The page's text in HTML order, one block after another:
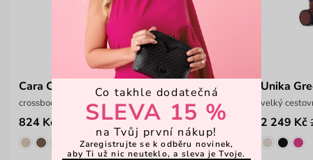
Cara Cornet Teal
crossbody kabelka s geometrickým vzorem
824 Kč 1 099 Kč
Unika
velký
2 249 Kč
Co takhle dodatečná
SLEVA 15 %
na Tvůj první nákup!
Zaregistrujte se k odběru novinek,
aby Ti už nic neuteklo, a sleva je Tvoje.